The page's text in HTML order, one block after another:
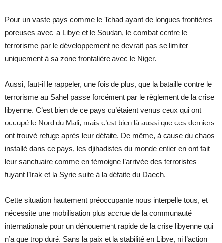
Pour un vaste pays comme le Tchad ayant de longues frontières
poreuses avec la Libye et le Soudan, le combat contre le
terrorisme par le développement ne devrait pas se limiter
uniquement à sa zone frontalière avec le Niger.
Aussi, faut-il le rappeler, une fois de plus, que la bataille contre le
terrorisme au Sahel passe forcément par le règlement de la crise
libyenne. C’est bien de ce pays qu’étaient venus ceux qui ont
occupé le Nord du Mali, mais c’est bien là aussi que ces derniers
ont trouvé refuge après leur défaite. De même, à cause du chaos
installé dans ce pays, les djihadistes du monde entier en ont fait
leur sanctuaire comme en témoigne l’arrivée des terroristes
fuyant l’Irak et la Syrie suite à la défaite du Daech.
Cette situation hautement préoccupante nous interpelle tous, et
nécessite une mobilisation plus accrue de la communauté
internationale pour un dénouement rapide de la crise libyenne qui
n’a que trop duré. Sans la paix et la stabilité en Libye, ni l’action